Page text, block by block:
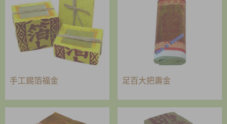
手工錫箔福金 足百大把壽金